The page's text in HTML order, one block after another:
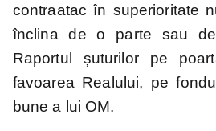
contraatac în superioritate
înclina de o parte sau de
Raportul șuturilor pe
favoarea Realului, pe
bune a lui OM.